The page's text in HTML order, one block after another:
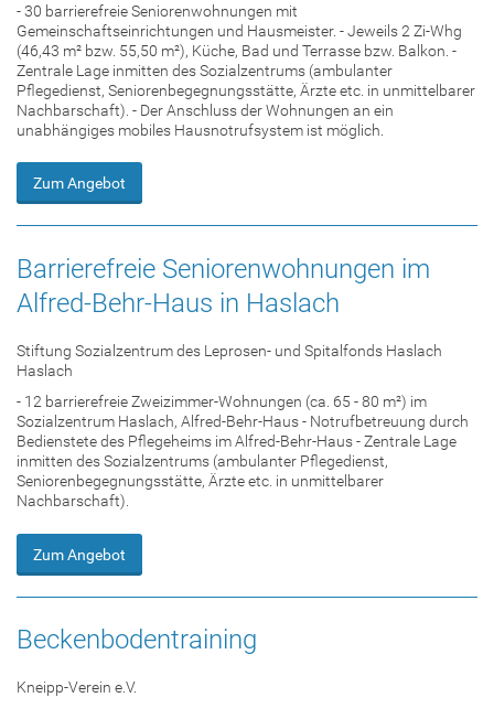
- 30 barrierefreie Seniorenwohnungen mit
Gemeinschaftseinrichtungen und Hausmeister. - Jeweils 2 Zi-Whg
(46,43 m² bzw. 55,50 m²), Küche, Bad und Terrasse bzw. Balkon. -
Zentrale Lage inmitten des Sozialzentrums (ambulanter
Pflegedienst, Seniorenbegegnungsstätte, Ärzte etc. in unmittelbarer
Nachbarschaft). - Der Anschluss der Wohnungen an ein
unabhängiges mobiles Hausnotrufsystem ist möglich.
Zum Angebot
Barrierefreie Seniorenwohnungen im
Alfred-Behr-Haus in Haslach
Stiftung Sozialzentrum des Leprosen- und Spitalfonds Haslach
Haslach
- 12 barrierefreie Zweizimmer-Wohnungen (ca. 65 - 80 m²) im
Sozialzentrum Haslach, Alfred-Behr-Haus - Notrufbetreuung durch
Bedienstete des Pflegeheims im Alfred-Behr-Haus - Zentrale Lage
inmitten des Sozialzentrums (ambulanter Pflegedienst,
Seniorenbegegnungsstätte, Ärzte etc. in unmittelbarer
Nachbarschaft).
Zum Angebot
Beckenbodentraining
Kneipp-Verein e.V.